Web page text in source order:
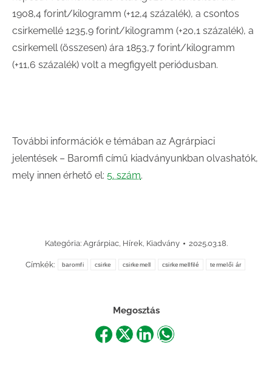
1908,4 forint/kilogramm (+12,4 százalék), a csontos
csirkemellé 1235,9 forint/kilogramm (+20,1 százalék), a
csirkemell (összesen) ára 1853,7 forint/kilogramm
(+11,6 százalék) volt a megfigyelt periódusban.
További információk e témában az Agrárpiaci
jelentések – Baromfi című kiadványunkban olvashatók,
mely innen érhető el: 5. szám.
Kategória: Agrárpiac, Hírek, Kiadvány 2025.03.18.
Címkék: baromfi csirke csirkemell csirkemellfilé termelői ár
Megosztás
ShareShareShareShare